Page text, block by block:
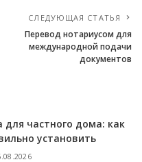
СЛЕДУЮЩАЯ СТАТЬЯ
Перевод нотариусом для
международной подачи
документов
для частного дома: как
установить